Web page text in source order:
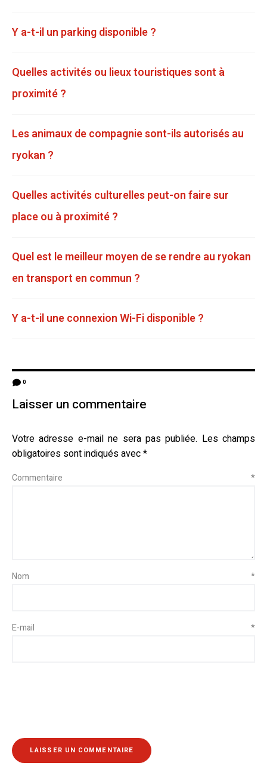
Y a-t-il un parking disponible ?
Quelles activités ou lieux touristiques sont à
proximité ?
Les animaux de compagnie sont-ils autorisés au
ryokan ?
Quelles activités culturelles peut-on faire sur
place ou à proximité ?
Quel est le meilleur moyen de se rendre au ryokan
en transport en commun ?
Y a-t-il une connexion Wi-Fi disponible ?
0
Laisser un commentaire
Votre adresse e-mail ne sera pas publiée. Les champs
obligatoires sont indiqués avec*
Commentaire *
Nom *
E-mail *